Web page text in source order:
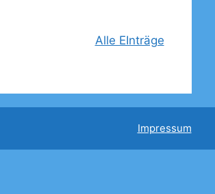
Alle EInträge
Impressum